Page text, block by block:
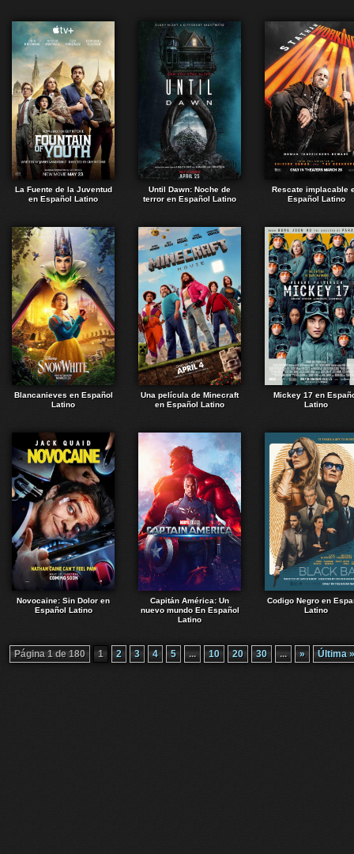
La Fuente de la Juventud
en Español Latino
Until Dawn: Noche de
terror en Español Latino
Rescate implacable
Español Latino
Blancanieves en Español
Latino
Una película de Minecraft
en Español Latino
Mickey 17 en
Latino
Novocaine: Sin Dolor en
Español Latino
Capitán América: Un
nuevo mundo En Español
Latino
Codigo Negro en
Latino
Página 1 de 180 1 2 3 4 5 ... 10 20 30 ... » Última »